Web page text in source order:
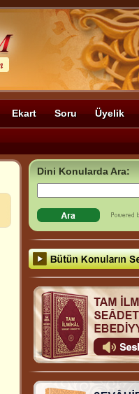
Ekart Soru Üyelik
Dini Konularda Ara: